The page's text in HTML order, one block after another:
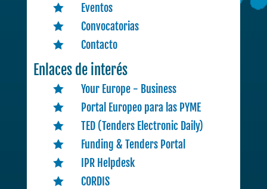
 Eventos
 Convocatorias
 Contacto
Enlaces de interés
 Your Europe - Business
 Portal Europeo para las PYME
 TED (Tenders Electronic Daily)
 Funding & Tenders Portal
 IPR Helpdesk
 CORDIS